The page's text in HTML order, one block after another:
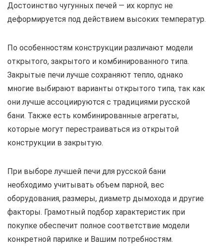
Достоинство чугунных печей — их корпус не
деформируется под действием высоких температур.
По особенностям конструкции различают модели
открытого, закрытого и комбинированного типа.
Закрытые печи лучше сохраняют тепло, однако
многие выбирают варианты открытого типа, так как
они лучше ассоциируются с традициями русской
бани. Также есть комбинированные агрегаты,
которые могут перестраиваться из открытой
конструкции в закрытую.
При выборе лучшей печи для русской бани
необходимо учитывать объем парной, вес
оборудования, размеры, диаметр дымохода и другие
факторы. Грамотный подбор характеристик при
покупке обеспечит полное соответствие модели
конкретной парилке и Вашим потребностям.